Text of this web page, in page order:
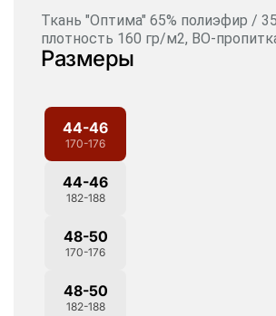
Ткань "Оптима" 65% полиэфир /
плотность 160 гр/м2, ВО-
Размеры
44-46
170-176
44-46
182-188
48-50
170-176
48-50
182-188